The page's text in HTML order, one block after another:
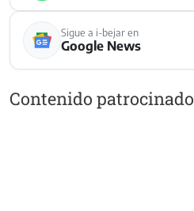
Sigue a i-bejar en
Google News
Contenido patrocinado